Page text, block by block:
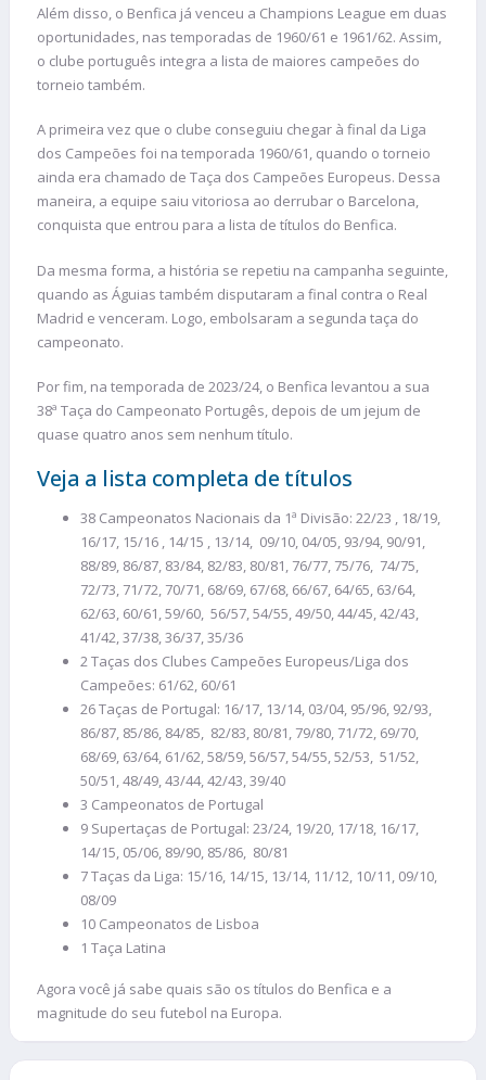
Além disso, o Benfica já venceu a Champions League em duas
oportunidades, nas temporadas de 1960/61 e 1961/62. Assim,
o clube português integra a lista de maiores campeões do
torneio também.
A primeira vez que o clube conseguiu chegar à final da Liga
dos Campeões foi na temporada 1960/61, quando o torneio
ainda era chamado de Taça dos Campeões Europeus. Dessa
maneira, a equipe saiu vitoriosa ao derrubar o Barcelona,
conquista que entrou para a lista de títulos do Benfica.
Da mesma forma, a história se repetiu na campanha seguinte,
quando as Águias também disputaram a final contra o Real
Madrid e venceram. Logo, embolsaram a segunda taça do
campeonato.
Por fim, na temporada de 2023/24, o Benfica levantou a sua
38⁠ª Taça do Campeonato Portugês, depois de um jejum de
quase quatro anos sem nenhum título.
Veja a lista completa de títulos
38 Campeonatos Nacionais da 1ª Divisão: 22/23 , 18/19,
16/17, 15/16 , 14/15 , 13/14, 09/10, 04/05, 93/94, 90/91,
88/89, 86/87, 83/84, 82/83, 80/81, 76/77, 75/76, 74/75,
72/73, 71/72, 70/71, 68/69, 67/68, 66/67, 64/65, 63/64,
62/63, 60/61, 59/60, 56/57, 54/55, 49/50, 44/45, 42/43,
41/42, 37/38, 36/37, 35/36
2 Taças dos Clubes Campeões Europeus/Liga dos
Campeões: 61/62, 60/61
26 Taças de Portugal: 16/17, 13/14, 03/04, 95/96, 92/93,
86/87, 85/86, 84/85, 82/83, 80/81, 79/80, 71/72, 69/70,
68/69, 63/64, 61/62, 58/59, 56/57, 54/55, 52/53, 51/52,
50/51, 48/49, 43/44, 42/43, 39/40
3 Campeonatos de Portugal
9 Supertaças de Portugal: 23/24, 19/20, 17/18, 16/17,
14/15, 05/06, 89/90, 85/86, 80/81
7 Taças da Liga: 15/16, 14/15, 13/14, 11/12, 10/11, 09/10,
08/09
10 Campeonatos de Lisboa
1 Taça Latina
Agora você já sabe quais são os títulos do Benfica e a
magnitude do seu futebol na Europa.